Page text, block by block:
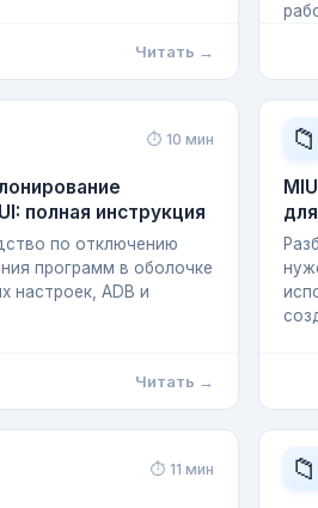
Читать →
⏱ 10 мин
полная инструкция
по отключению
программ в оболочке
настроек, ADB и
Читать →
📁
⏱ 11 мин 📁